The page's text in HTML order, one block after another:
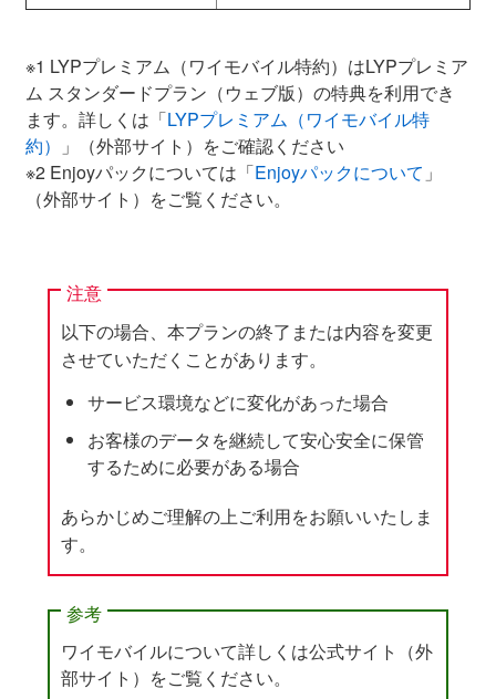
※1 LYPプレミアム（ワイモバイル特約）はLYPプレミア
ム スタンダードプラン（ウェブ版）の特典を利用でき
ます。詳しくは「LYPプレミアム（ワイモバイル特
約）
」（外部サイト）をご確認ください
※2 Enjoyパックについては「Enjoyパックについて 」
（外部サイト）をご覧ください。
注意
以下の場合、本プランの終了または内容を変更
させていただくことがあります。
サービス環境などに変化があった場合
お客様のデータを継続して安心安全に保管
するために必要がある場合
あらかじめご理解の上ご利用をお願いいたしま
す。
参考
ワイモバイルについて詳しくは公式サイト（外
部サイト）をご覧ください。